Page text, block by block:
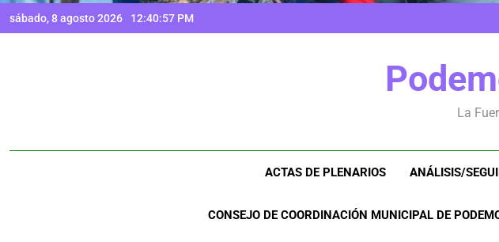
sábado, 8 agosto 2026 12:40:58 PM
La
ACTAS DE PLENARIOS ANÁLISIS/
CONSEJO DE COORDINACIÓN MUNICIPAL DE